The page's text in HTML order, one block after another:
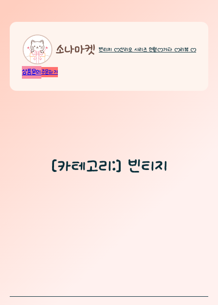
빈티지 ᦂ산리오 시리즈 인형ᦂ기타 ᦂ리뷰 ᦂ
상품문의주문하기
[카테고리:] 빈티지